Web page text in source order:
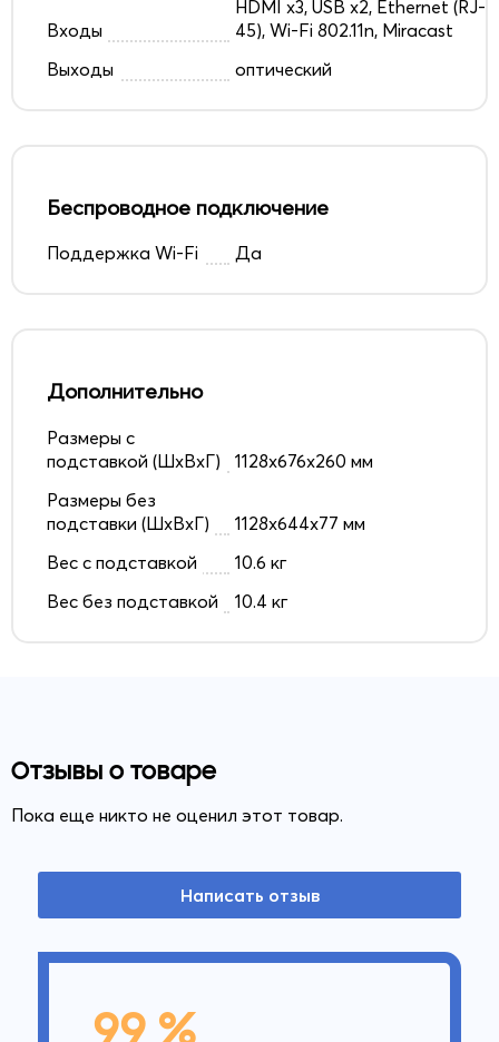
Входы
HDMI x3, USB x2, Ethernet (RJ-
45), Wi-Fi 802.11n, Miracast
Выходы
оптический
Беспроводное подключение
Поддержка Wi-Fi Да
Дополнительно
Размеры с
подставкой (ШxВxГ)
1128x676x260 мм
Размеры без
подставки (ШxВxГ)
1128x644x77 мм
Вес с подставкой
10.6 кг
Вес без подставкой
10.4 кг
Отзывы о товаре
Пока еще никто не оценил этот товар.
Написать отзыв